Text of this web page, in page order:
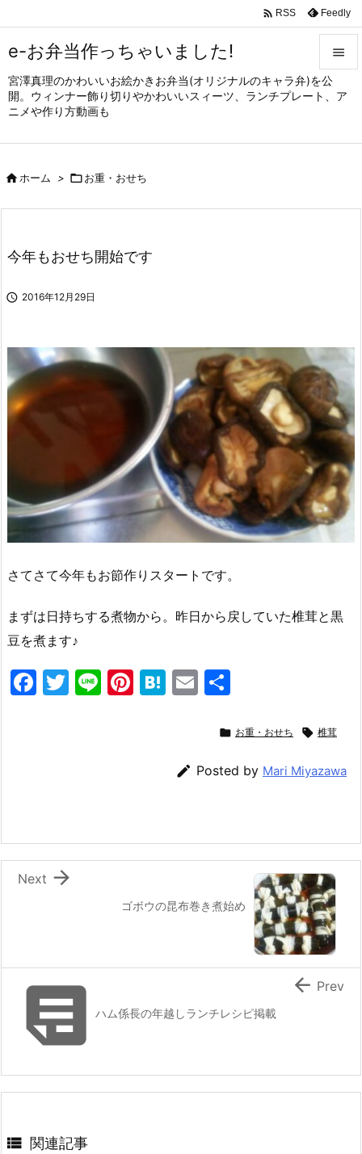
e-お弁当作っちゃいました!
宮澤真理のかわいいお絵かきお弁当(オリジナルのキャラ弁)を公
開。ウィンナー飾り切りやかわいいスィーツ、ランチプレート、ア
ニメや作り方動画も


メニュ
サイド

 RSS Feedly
ホーム > お重・おせち
今年もおせち開始です
 2016年12月29日
さてさて今年もお節作りスタートです。
まずは日持ちする煮物から。昨日から戻していた椎茸と黒
豆を煮ます♪
F
o
k
T
Li Pi H
a
E
l
 お重・おせち  椎茸
 Posted by Mari Miyazawa
ゴボウの昆布巻き煮始め

Next
ハム係長の年越しランチレシピ掲載
 Prev
 関連記事